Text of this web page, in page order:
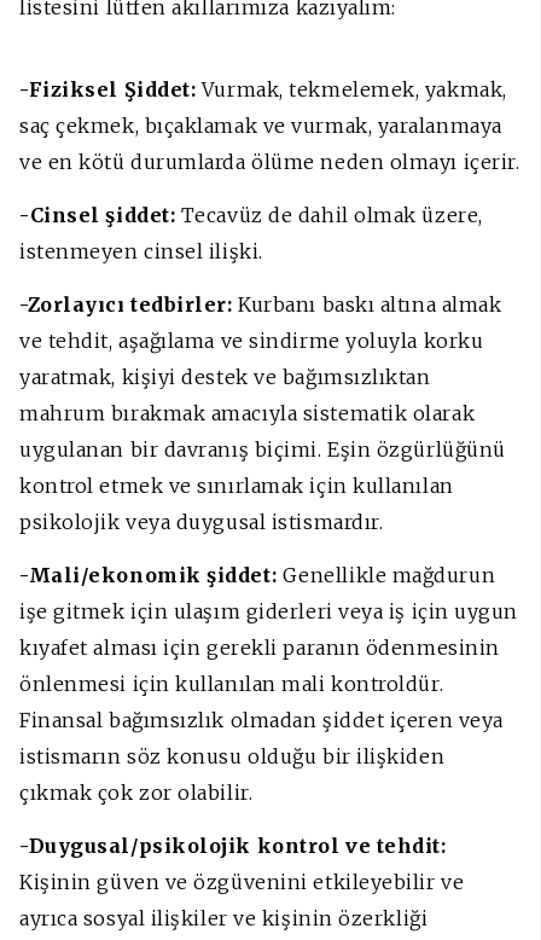
listesini lütfen akıllarımıza kazıyalım:
-Fiziksel Şiddet: Vurmak, tekmelemek, yakmak,
saç çekmek, bıçaklamak ve vurmak, yaralanmaya
ve en kötü durumlarda ölüme neden olmayı içerir.
-Cinsel şiddet: Tecavüz de dahil olmak üzere,
istenmeyen cinsel ilişki.
-Zorlayıcı tedbirler: Kurbanı baskı altına almak
ve tehdit, aşağılama ve sindirme yoluyla korku
yaratmak, kişiyi destek ve bağımsızlıktan
mahrum bırakmak amacıyla sistematik olarak
uygulanan bir davranış biçimi. Eşin özgürlüğünü
kontrol etmek ve sınırlamak için kullanılan
psikolojik veya duygusal istismardır.
-Mali/ekonomik şiddet: Genellikle mağdurun
işe gitmek için ulaşım giderleri veya iş için uygun
kıyafet alması için gerekli paranın ödenmesinin
önlenmesi için kullanılan mali kontroldür.
Finansal bağımsızlık olmadan şiddet içeren veya
istismarın söz konusu olduğu bir ilişkiden
çıkmak çok zor olabilir.
-Duygusal/psikolojik kontrol ve tehdit:
Kişinin güven ve özgüvenini etkileyebilir ve
ayrıca sosyal ilişkiler ve kişinin özerkliği